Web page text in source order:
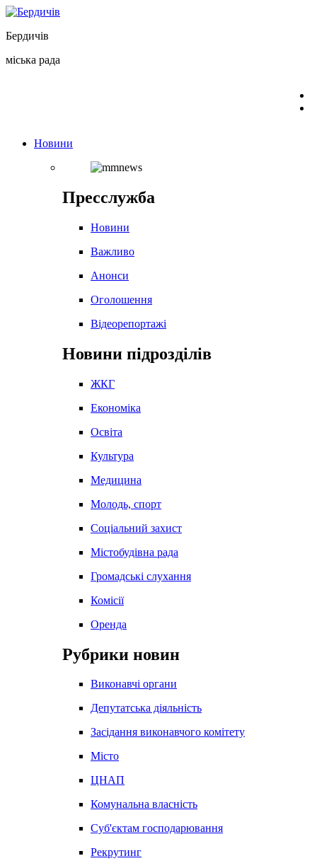
Перейти
вмісту
Бердичів
міська рада
Новини
Пресслужба
Новини
Важливо
Анонси
Оголошення
Відеорепортажі
Новини підрозділів
ЖКГ
Економіка
Освіта
Культура
Медицина
Молодь, спорт
Соціальний захист
Містобудівна рада
Громадські слухання
Комісії
Оренда
Рубрики новин
Виконавчі органи
Депутатська діяльність
Засідання виконавчого комітету
Місто
ЦНАП
Комунальна власність
Суб'єктам господарювання
Рекрутинг